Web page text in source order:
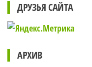
ДРУЗЬЯ САЙТА
АРХИВ